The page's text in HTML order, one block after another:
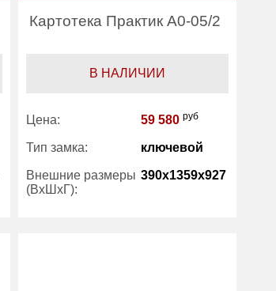
Картотека Практик A0-05/2
В НАЛИЧИИ
Цена: 59 580 руб
Тип замка: ключевой
Внешние размеры
(ВхШхГ):
390x1359x927